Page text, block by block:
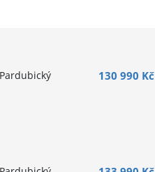
Pardubický 130 990 Kč